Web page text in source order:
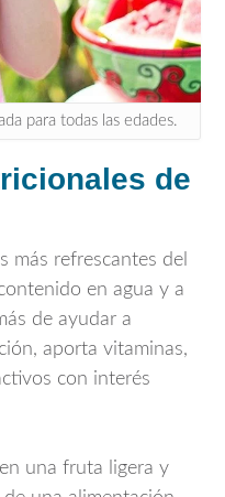
para todas las edades.
de
más refrescantes del
en agua y a
de ayudar a
aporta vitaminas,
con interés
una fruta ligera y